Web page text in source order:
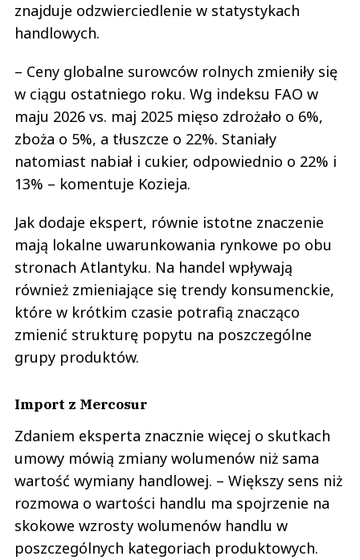
znajduje odzwierciedlenie w statystykach
handlowych.
– Ceny globalne surowców rolnych zmieniły się
w ciągu ostatniego roku. Wg indeksu FAO w
maju 2026 vs. maj 2025 mięso zdrożało o 6%,
zboża o 5%, a tłuszcze o 22%. Staniały
natomiast nabiał i cukier, odpowiednio o 22% i
13% – komentuje Kozieja.
Jak dodaje ekspert, równie istotne znaczenie
mają lokalne uwarunkowania rynkowe po obu
stronach Atlantyku. Na handel wpływają
również zmieniające się trendy konsumenckie,
które w krótkim czasie potrafią znacząco
zmienić strukturę popytu na poszczególne
grupy produktów.
Import z Mercosur
Zdaniem eksperta znacznie więcej o skutkach
umowy mówią zmiany wolumenów niż sama
wartość wymiany handlowej. – Większy sens niż
rozmowa o wartości handlu ma spojrzenie na
skokowe wzrosty wolumenów handlu w
poszczególnych kategoriach produktowych.